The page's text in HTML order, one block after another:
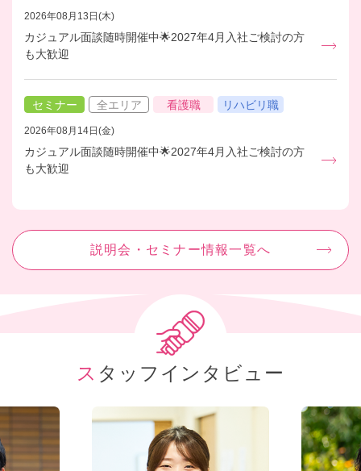
2026年08月13日(木)
カジュアル面談随時開催中🌟2027年4月入社ご検討の方
も大歓迎
セミナー 全エリア 看護職 リハビリ職
2026年08月14日(金)
カジュアル面談随時開催中🌟2027年4月入社ご検討の方
も大歓迎
説明会・セミナー情報一覧へ
スタッフインタビュー